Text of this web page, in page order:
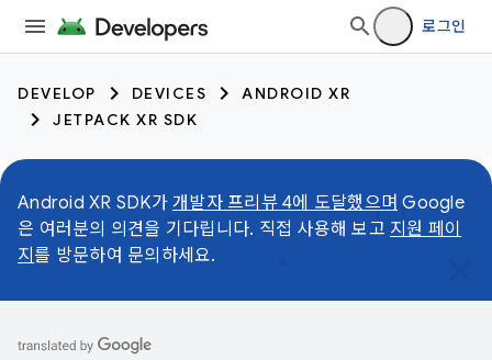
로그인
DEVELOP DEVICES
ANDROID XR
JETPACK XR SDK
Android XR SDK가 개발자 프리뷰 4에 도달했으며 Google
은 여러분의 의견을 기다립니다. 직접 사용해 보고 지원 페이
지를 방문하여 문의하세요.